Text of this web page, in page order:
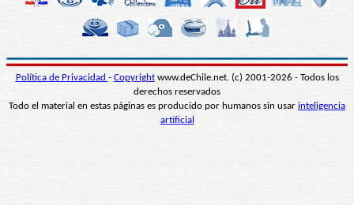
Política de Privacidad - Copyrightwww.deChile.net. (c) 2001-2026 - Todos los
derechos reservados
Todo el material en estas páginas es producido por humanos sin usar inteligencia
artificial